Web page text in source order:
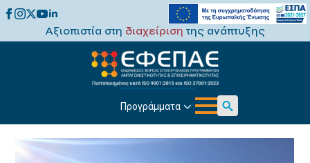
Αξιοπιστία στη διαχείριση της ανάπτυξης
Προγράμματα
Search
for: